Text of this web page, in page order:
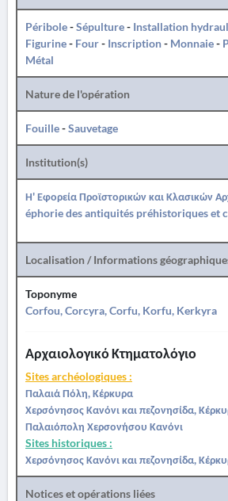
Péribole-Sépulture- Installation
Figurine- Four- Inscription- Monnaie-
Métal
Nature de l'opération
Fouille-Sauvetage
Institution(s)
Η' Εφορεία Προϊστορικών και Κλασικών
éphorie des antiquités préhistoriques et
Localisation / Informations
Toponyme
Corfou, Corcyra, Corfu, Korfu, Kerkyra
Αρχαιολογικό Κτηματολόγιο
Sites archéologiques :
Παλαιά Πόλη, Κέρκυρα
Χερσόνησος Κανόνι και πεζονησίδα,
Παλαιόπολη Χερσονήσου Κανόνι
Sites historiques :
Χερσόνησος Κανόνι και πεζονησίδα,
Notices et opérations liées